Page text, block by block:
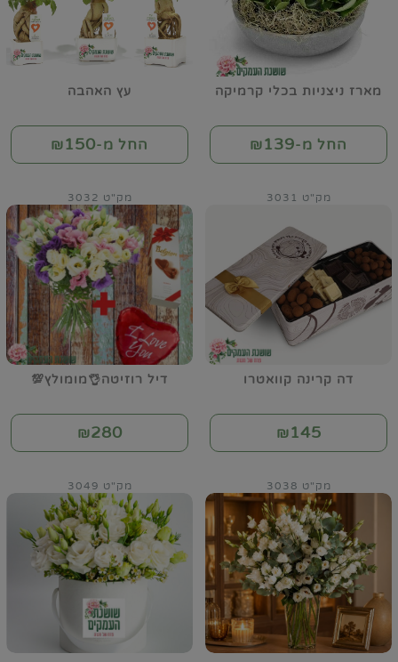
מארז ניצניות בכלי קרמיקה
החל מ-₪139
עץ האהבה
החל מ-₪150
דה קרינה קוואטרו
מק"ט 3031
₪145
דיל רוזיטה👌מומולץ💯
מק"ט 3032
₪280
מק"ט 3038 מק"ט 3049